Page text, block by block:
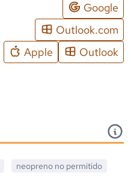
Google
Outlook.com
Apple
Outlook
neopreno no permitido